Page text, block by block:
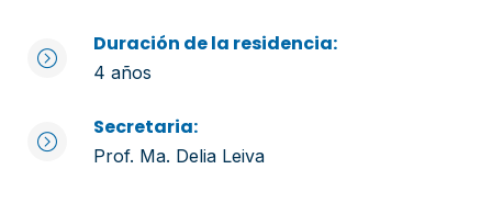
Duración de la residencia:
4 años
Secretaria:
Prof. Ma. Delia Leiva